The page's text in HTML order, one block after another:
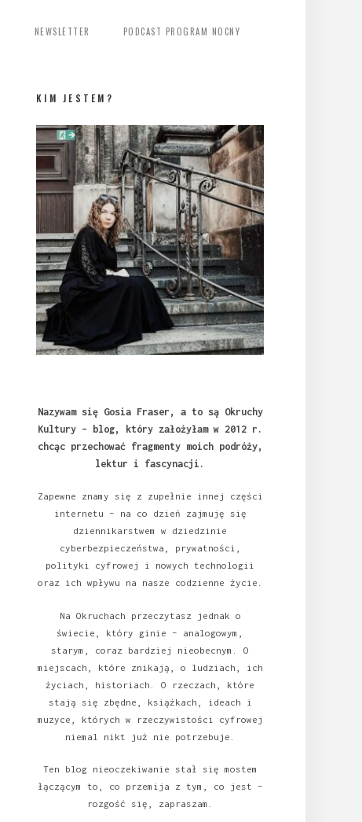
NEWSLETTER PODCAST PROGRAM NOCNY
KIM JESTEM?
Nazywam się Gosia Fraser, a to są Okruchy
Kultury – blog, który założyłam w 2012 r.
chcąc przechować fragmenty moich podróży,
lektur i fascynacji.
Zapewne znamy się z zupełnie innej części
internetu – na co dzień zajmuję się
dziennikarstwem w dziedzinie
cyberbezpieczeństwa, prywatności,
polityki cyfrowej i nowych technologii
oraz ich wpływu na nasze codzienne życie.
Na Okruchach przeczytasz jednak o
świecie, który ginie – analogowym,
starym, coraz bardziej nieobecnym. O
miejscach, które znikają, o ludziach, ich
życiach, historiach. O rzeczach, które
stają się zbędne, książkach, ideach i
muzyce, których w rzeczywistości cyfrowej
niemal nikt już nie potrzebuje.
Ten blog nieoczekiwanie stał się mostem
łączącym to, co przemija z tym, co jest –
rozgość się, zapraszam.